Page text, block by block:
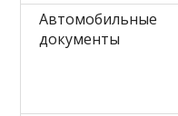
Автомобильные
документы